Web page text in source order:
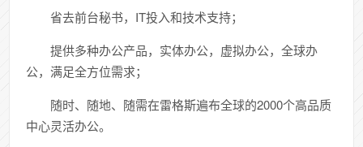
省去前台秘书，IT投入和技术支持；
提供多种办公产品，实体办公，虚拟办公，全球办
公，满足全方位需求；
随时、随地、随需在雷格斯遍布全球的2000个高品质
中心灵活办公。